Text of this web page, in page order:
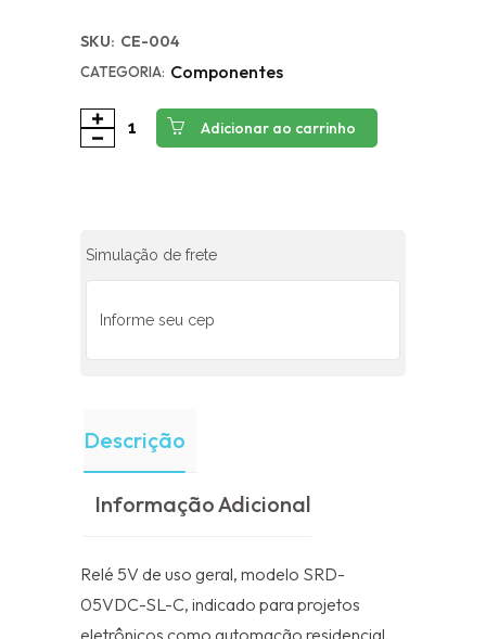
SKU: CE-004
CATEGORIA: Componentes
Adicionar ao carrinho
Simulação de frete
Descrição
Informação Adicional
Relé 5V de uso geral, modelo SRD-
05VDC-SL-C, indicado para projetos
eletrônicos como automação residencial,